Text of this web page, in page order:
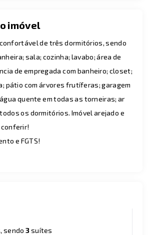
imóvel
de três dormitórios, sendo
sala; cozinha; lavabo; área de
de empregada com banheiro; closet;
pátio com árvores frutíferas; garagem
quente em todas as torneiras; ar
os dormitórios. Imóvel arejado e
e FGTS!
sendo3suítes